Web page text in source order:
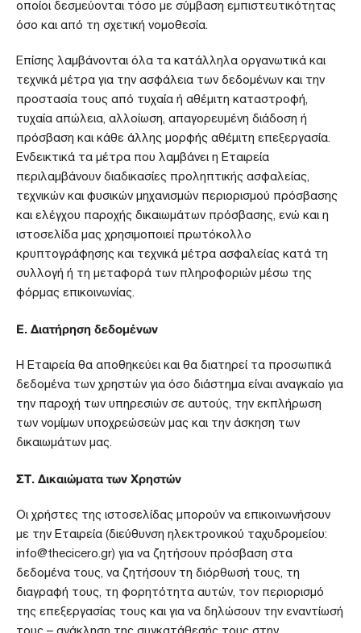
οποίοι δεσμεύονται τόσο με σύμβαση εμπιστευτικότητας
όσο και από τη σχετική νομοθεσία.
Επίσης λαμβάνονται όλα τα κατάλληλα οργανωτικά και
τεχνικά μέτρα για την ασφάλεια των δεδομένων και την
προστασία τους από τυχαία ή αθέμιτη καταστροφή,
τυχαία απώλεια, αλλοίωση, απαγορευμένη διάδοση ή
πρόσβαση και κάθε άλλης μορφής αθέμιτη επεξεργασία.
Ενδεικτικά τα μέτρα που λαμβάνει η Εταιρεία
περιλαμβάνουν διαδικασίες προληπτικής ασφαλείας,
τεχνικών και φυσικών μηχανισμών περιορισμού πρόσβασης
και ελέγχου παροχής δικαιωμάτων πρόσβασης, ενώ και η
ιστοσελίδα μας χρησιμοποιεί πρωτόκολλο
κρυπτογράφησης και τεχνικά μέτρα ασφαλείας κατά τη
συλλογή ή τη μεταφορά των πληροφοριών μέσω της
φόρμας επικοινωνίας.
Ε. Διατήρηση δεδομένων
Η Εταιρεία θα αποθηκεύει και θα διατηρεί τα προσωπικά
δεδομένα των χρηστών για όσο διάστημα είναι αναγκαίο για
την παροχή των υπηρεσιών σε αυτούς, την εκπλήρωση
των νομίμων υποχρεώσεών μας και την άσκηση των
δικαιωμάτων μας.
ΣΤ. Δικαιώματα των Χρηστών
Οι χρήστες της ιστοσελίδας μπορούν να επικοινωνήσουν
με την Εταιρεία (διεύθυνση ηλεκτρονικού ταχυδρομείου:
info@thecicero.gr) για να ζητήσουν πρόσβαση στα
δεδομένα τους, να ζητήσουν τη διόρθωσή τους, τη
διαγραφή τους, τη φορητότητα αυτών, τον περιορισμό
της επεξεργασίας τους και για να δηλώσουν την εναντίωσή